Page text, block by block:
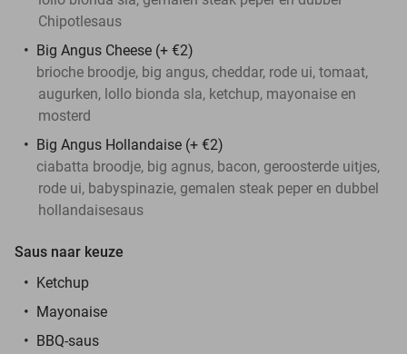
Chipotlesaus
Big Angus Cheese (+ €2)
brioche broodje, big angus, cheddar, rode ui, tomaat,
augurken, lollo bionda sla, ketchup, mayonaise en
mosterd
Big Angus Hollandaise (+ €2)
ciabatta broodje, big agnus, bacon, geroosterde uitjes,
rode ui, babyspinazie, gemalen steak peper en dubbel
hollandaisesaus
Saus naar keuze
Ketchup
Mayonaise
BBQ-saus